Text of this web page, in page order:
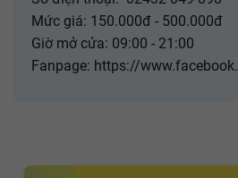
Mức giá: 150.000đ - 500.000đ
Giờ mở cửa: 09:00 - 21:00
Fanpage: https://